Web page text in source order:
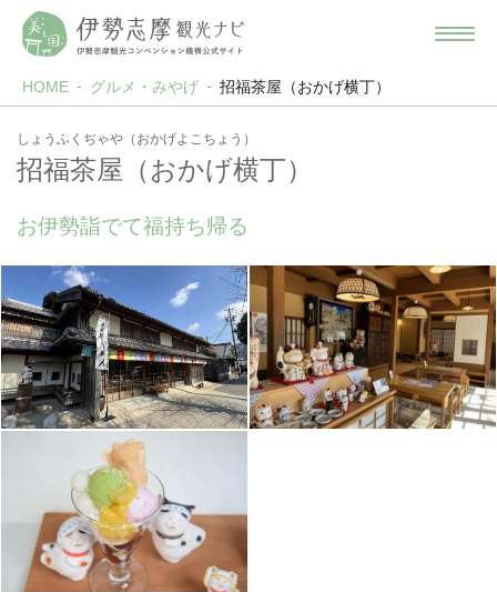
HOME グルメ・みやげ 招福茶屋（おかげ横丁）
しょうふくぢゃや（おかげよこちょう）
招福茶屋（おかげ横丁）
お伊勢詣でて福持ち帰る